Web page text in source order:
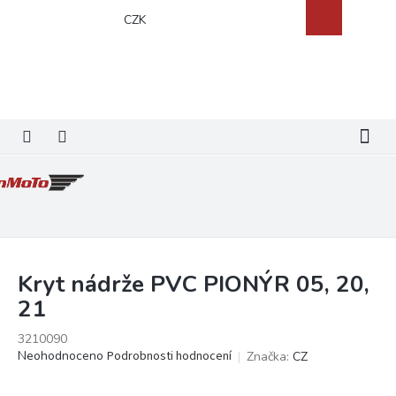
CZK
košík
Kryt nádrže PVC PIONÝR 05, 20,
21
3210090
Průměrné
Neohodnoceno Podrobnosti hodnocení Značka: CZ